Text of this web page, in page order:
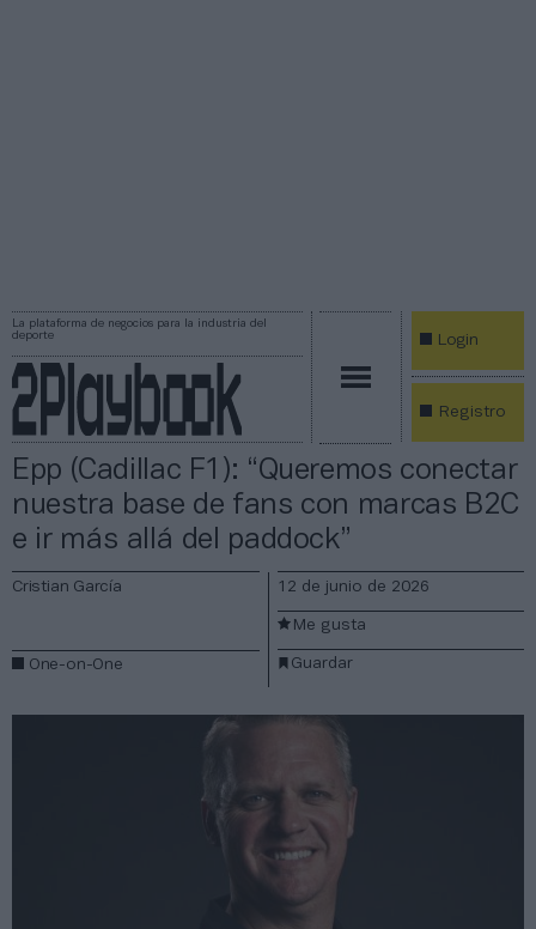
La plataforma de negocios para la industria del
deporte
Login
Registro
Epp (Cadillac F1): “Queremos conectar
nuestra base de fans con marcas B2C
e ir más allá del paddock”
Cristian García
One-on-One
12 de junio de 2026
Guardar
Me gusta